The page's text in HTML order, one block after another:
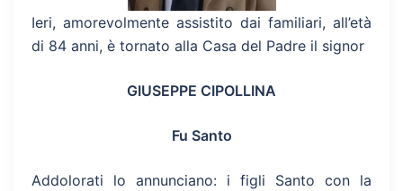
Ieri, amorevolmente assistito dai familiari, all’età
di 84 anni, è tornato alla Casa del Padre il signor
GIUSEPPE CIPOLLINA
Fu Santo
Addolorati lo annunciano: i figli Santo con la